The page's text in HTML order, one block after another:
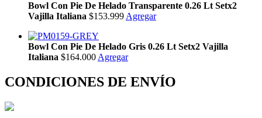
Bowl Con Pie De Helado Transparente 0.26 Lt Setx2
Vajilla Italiana $153.999 Agregar
Bowl Con Pie De Helado Gris 0.26 Lt Setx2 Vajilla
Italiana $164.000 Agregar
CONDICIONES DE ENVÍO